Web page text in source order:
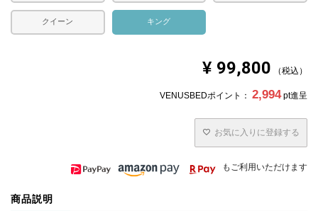
クイーン キング
¥ 99,800 税込
VENUSBEDポイント： 2,994 pt進呈
お気に入りに登録する
もご利用いただけます
商品説明